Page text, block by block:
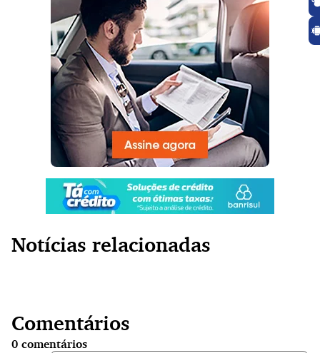
Notícias relacionadas
Comentários
0 comentários